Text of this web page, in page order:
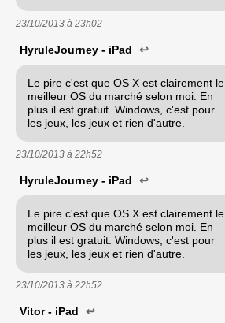
23/10/2013 à 23h02
HyruleJourney - iPad ↩
Le pire c'est que OS X est clairement le
meilleur OS du marché selon moi. En
plus il est gratuit. Windows, c'est pour
les jeux, les jeux et rien d'autre.
23/10/2013 à 22h52
HyruleJourney - iPad ↩
Le pire c'est que OS X est clairement le
meilleur OS du marché selon moi. En
plus il est gratuit. Windows, c'est pour
les jeux, les jeux et rien d'autre.
23/10/2013 à 22h52
Vitor - iPad ↩